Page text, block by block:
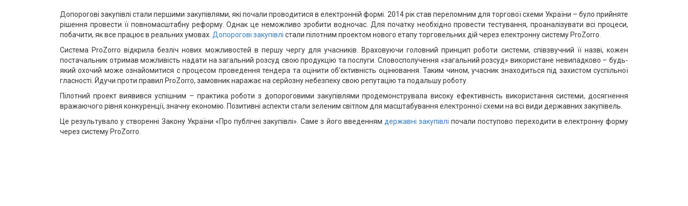
Допорогові закупівлі стали першими закупівлями, які почали проводитися в електронній формі. 2014 рік став переломним для торгової схеми України – було прийняте
рішення провести її повномасштабну реформу. Однак це неможливо зробити водночас. Для початку необхідно провести тестування, проаналізувати всі процеси,
побачити, як все працює в реальних умовах. Допорогові закупівлі стали пілотним проектом нового етапу торговельних дій через електронну систему ProZorro.
Система ProZorro відкрила безліч нових можливостей в першу чергу для учасників. Враховуючи головний принцип роботи системи, співзвучний її назві, кожен
постачальник отримав можливість надати на загальний розсуд свою продукцію та послуги. Словосполучення «загальний розсуд» використане невипадково – будь-
який охочий може ознайомитися с процесом проведення тендера та оцінити об’єктивність оцінювання. Таким чином, учасник знаходиться під захистом суспільної
гласності. Йдучи проти правил ProZorro, замовник наражає на серйозну небезпеку свою репутацію та подальшу роботу.
Пілотний проект виявився успішним – практика роботи з допороговими закупівлями продемонструвала високу ефективність використання системи, досягнення
вражаючого рівня конкуренції, значну економію. Позитивні аспекти стали зеленим світлом для масштабування електронної схеми на всі види державних закупівель.
Це результувало у створенні Закону України «Про публічні закупівлі». Саме з його введенням державні закупівлі почали поступово переходити в електронну форму
через систему ProZorro.